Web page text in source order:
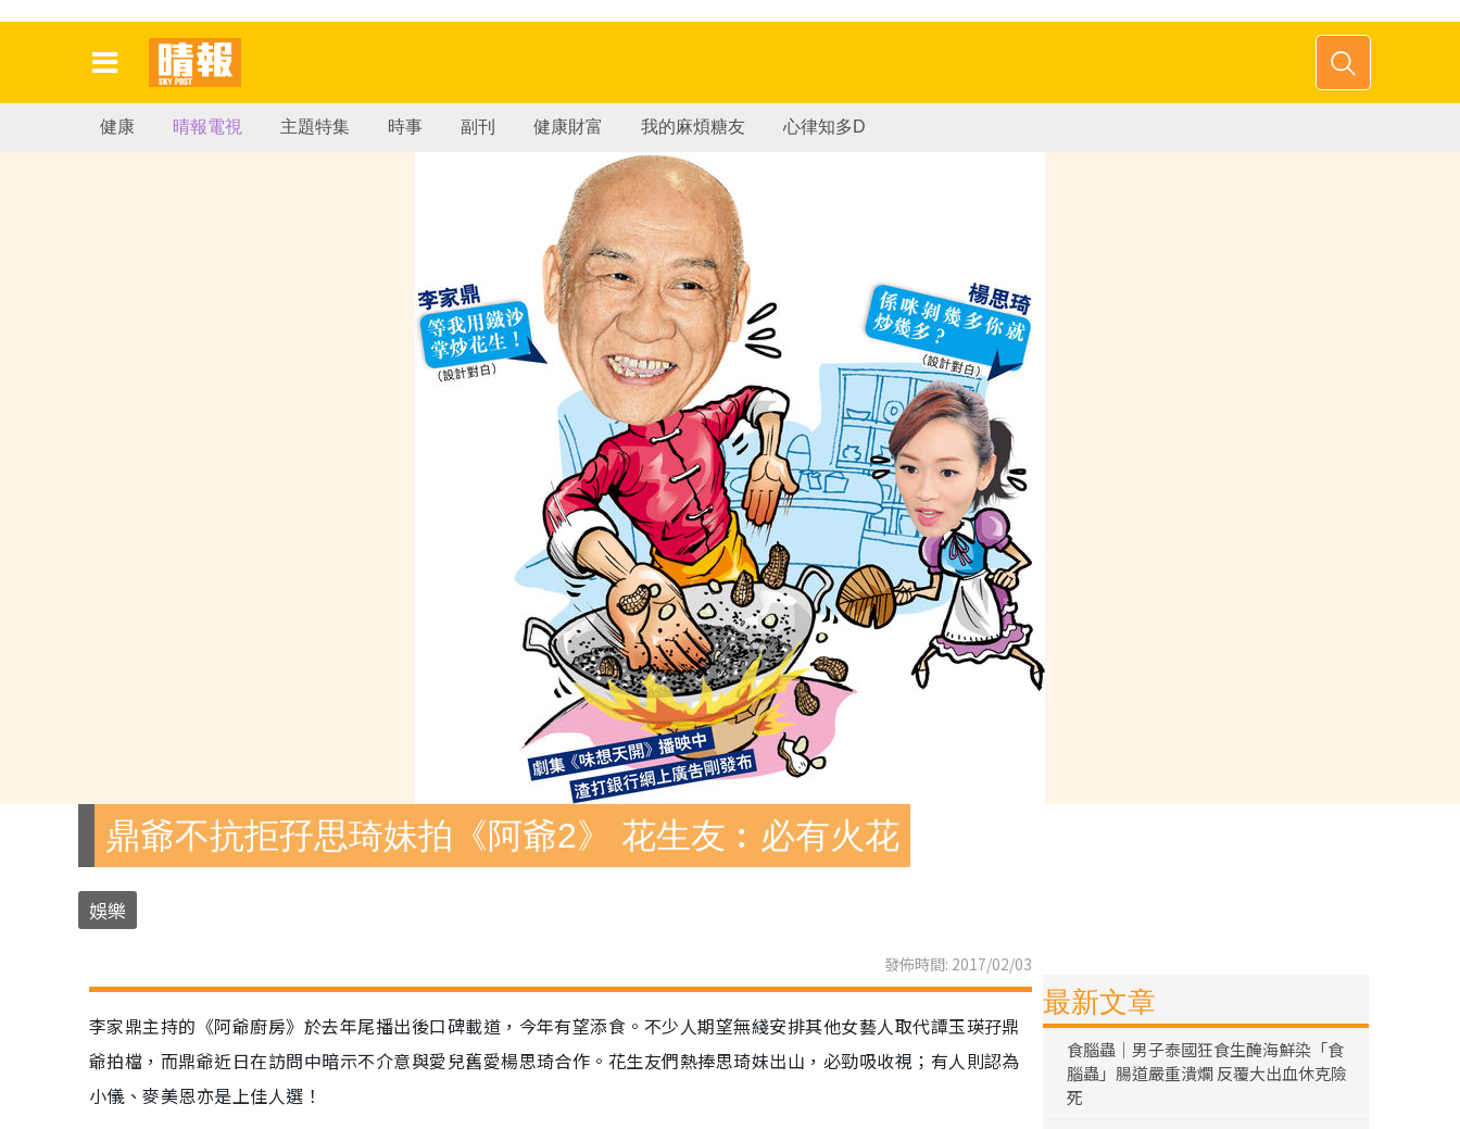
健康 晴報電視 主題特集 時事 副刊 健康財富 我的麻煩糖友 心律知多D
鼎爺不抗拒孖思琦妹拍《阿爺2》 花生友︰必有火花
娛樂
發佈時間: 2017/02/03
李家鼎主持的《阿爺廚房》於去年尾播出後口碑載道，今年有望添食。不少人期望無綫安排其他女藝人取代譚玉瑛孖鼎
爺拍檔，而鼎爺近日在訪問中暗示不介意與愛兒舊愛楊思琦合作。花生友們熱捧思琦妹出山，必勁吸收視；有人則認為
小儀、麥美恩亦是上佳人選！
最新文章
食腦蟲｜男子泰國狂食生醃海鮮染「食
腦蟲」腸道嚴重潰爛 反覆大出血休克險
死